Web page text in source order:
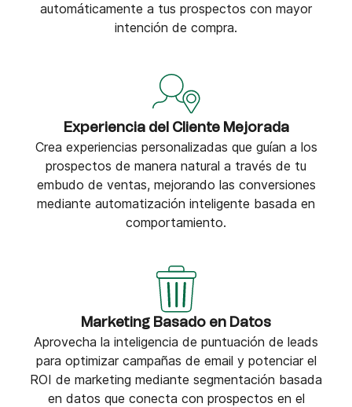
automáticamente a tus prospectos con mayor
intención de compra.
Experiencia del Cliente Mejorada
Crea experiencias personalizadas que guían a los
prospectos de manera natural a través de tu
embudo de ventas, mejorando las conversiones
mediante automatización inteligente basada en
comportamiento.
Marketing Basado en Datos
Aprovecha la inteligencia de puntuación de leads
para optimizar campañas de email y potenciar el
ROI de marketing mediante segmentación basada
en datos que conecta con prospectos en el